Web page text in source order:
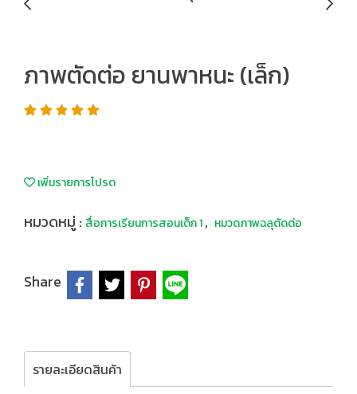
ภาพตัดต่อ ยานพาหนะ (เล็ก)
เพิ่มรายการโปรด
หมวดหมู่ : สื่อการเรียนการสอนเด็ก 1, หมวดภาพฉลุตัดต่อ
Share
รายละเอียดสินค้า